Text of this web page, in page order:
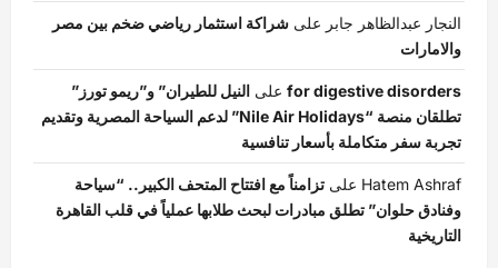
النجار عبدالظاهر جابر على شراكة استثمار رياضي ضخم بين مصر
والامارات
for digestive disorders على النيل للطيران” و”ريمو تورز”
تطلقان منصة “Nile Air Holidays” لدعم السياحة المصرية وتقديم
تجربة سفر متكاملة بأسعار تنافسية
Hatem Ashraf على تزامناً مع افتتاح المتحف الكبير.. “سياحة
وفنادق حلوان” تطلق مبادرات لبحث طلابها عملياً في قلب القاهرة
التاريخية